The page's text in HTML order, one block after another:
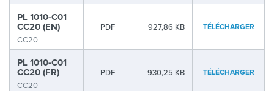
PL 1010-C01
CC20 (EN)
CC20
PDF 927,86 KB TÉLÉCHARGER
PL 1010-C01
CC20 (FR)
CC20
PDF 930,25 KB TÉLÉCHARGER